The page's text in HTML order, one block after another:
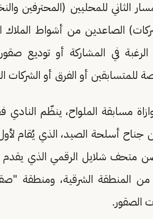
الثاني للمحليين (المحترفين
الصاعدين من أشواط الملاك
الرغبة في المشاركة أو توديع
للمتسابقين أو الفرق أو الشركات
مسابقة الملواح، ينظّم
جناح أسلحة الصيد، الذي يُقام
متحف شلايل الرقمي الذي يقدم
من المنطقة الشرقية، ومنطقة
الصقور.